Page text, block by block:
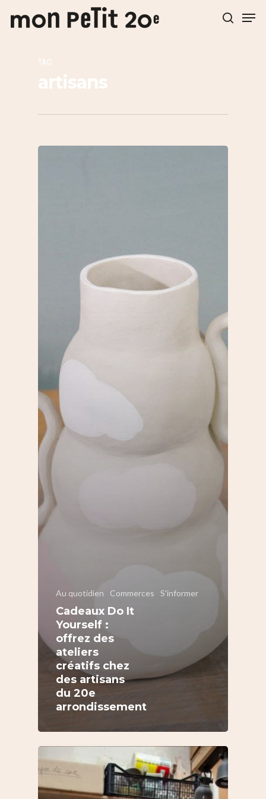
Hit enter to search or ESC to close
TAG
artisans
Au quotidien Commerces S'informer
Cadeaux Do It
Yourself :
offrez des
ateliers
créatifs chez
des artisans
du 20e
arrondissement